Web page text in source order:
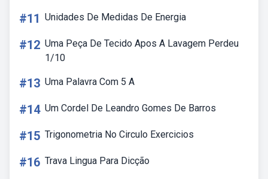
#11 Unidades De Medidas De Energia
#12 Uma Peça De Tecido Apos A Lavagem Perdeu
1/10
#13 Uma Palavra Com 5 A
#14 Um Cordel De Leandro Gomes De Barros
#15 Trigonometria No Circulo Exercicios
#16 Trava Lingua Para Dicção